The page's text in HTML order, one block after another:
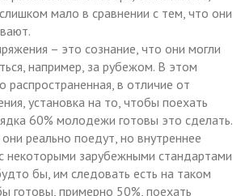
мало в сравнении с тем, что они
– это сознание, что они могли
например, за рубежом. В этом
распространенная, в отличие от
установка на то, чтобы поехать
60% молодежи готовы это сделать.
реально поедут, но внутреннее
некоторыми зарубежными стандартами
бы, им следовать есть на таком
готовы, примерно 50%, поехать